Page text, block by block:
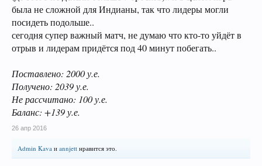
была не сложной для Индианы, так что лидеры могли
посидеть подольше..
сегодня супер важный матч, не думаю что кто-то уйдёт в
отрыв и лидерам придётся под 40 минут побегать..
Поставлено: 2000 у.е.
Получено: 2039 у.е.
Не рассчитано: 100 у.е.
Баланс: +139 у.е.
26 апр 2016
Admin Kava и annjett нравится это.